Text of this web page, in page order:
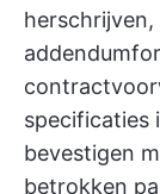
specificaties
bevestigen
betrokken